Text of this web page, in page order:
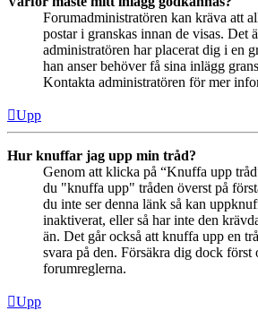
Forumadministratören kan kräva att
postar i granskas innan de visas. Det
administratören har placerat dig i en
han anser behöver få sina inlägg
Kontakta administratören för mer
Upp
Hur knuffar jag upp min tråd?
Genom att klicka på “Knuffa upp
du "knuffa upp" tråden överst på
du inte ser denna länk så kan
inaktiverat, eller så har inte den
än. Det går också att knuffa upp en
svara på den. Försäkra dig dock först
forumreglerna.
Upp